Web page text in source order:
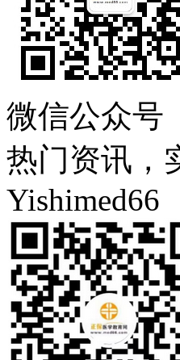
微信公众号
热门资讯，
Yishimed66